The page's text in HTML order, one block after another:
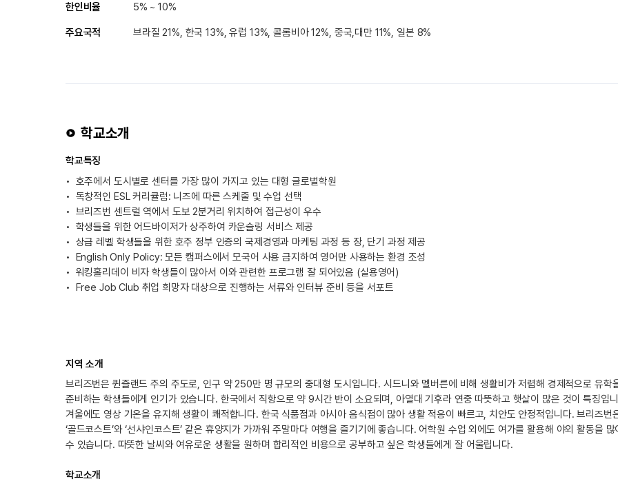
한인비율 5% ~ 10%
주요국적 브라질 21%, 한국 13%, 유럽 13%, 콜롬비아 12%, 중국,대만 11%, 일본 8%
학교소개
학교특징
호주에서 도시별로 센터를 가장 많이 가지고 있는 대형 글로벌학원
독창적인 ESL 커리큘럼: 니즈에 따른 스케줄 및 수업 선택
브리즈번 센트럴 역에서 도보 2분거리 위치하여 접근성이 우수
학생들을 위한 어드바이저가 상주하여 카운슬링 서비스 제공
상급 레벨 학생들을 위한 호주 정부 인증의 국제경영과 마케팅 과정 등 장, 단기 과정 제공
English Only Policy: 모든 캠퍼스에서 모국어 사용 금지하여 영어만 사용하는 환경 조성
워킹홀리데이 비자 학생들이 많아서 이와 관련한 프로그램 잘 되어있음 (실용영어)
Free Job Club 취업 희망자 대상으로 진행하는 서류와 인터뷰 준비 등을 서포트
지역 소개
브리즈번은 퀸즐랜드 주의 주도로, 인구 약 250만 명 규모의 중대형 도시입니다. 시드니와 멜버른에 비해 생활비가 저렴해 경제적으로 유학
준비하는 학생들에게 인기가 있습니다. 한국에서 직항으로 약 9시간 반이 소요되며, 아열대 기후라 연중 따뜻하고 햇살이 많은 것이 특징입
겨울에도 영상 기온을 유지해 생활이 쾌적합니다. 한국 식품점과 아시아 음식점이 많아 생활 적응이 빠르고, 치안도 안정적입니다. 브리즈번
‘골드코스트’와 ‘선샤인코스트’ 같은 휴양지가 가까워 주말마다 여행을 즐기기에 좋습니다. 어학원 수업 외에도 여가를 활용해 야외 활동을 많
수 있습니다. 따뜻한 날씨와 여유로운 생활을 원하며 합리적인 비용으로 공부하고 싶은 학생들에게 잘 어울립니다.
학교소개